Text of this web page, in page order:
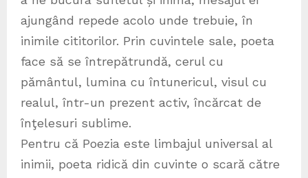
ajungând repede acolo unde trebuie, în
inimile cititorilor. Prin cuvintele sale, poeta
face să se întrepătrundă, cerul cu
pământul, lumina cu întunericul, visul cu
realul, într-un prezent activ, încărcat de
înţelesuri sublime.
Pentru că Poezia este limbajul universal al
inimii, poeta ridică din cuvinte o scară către